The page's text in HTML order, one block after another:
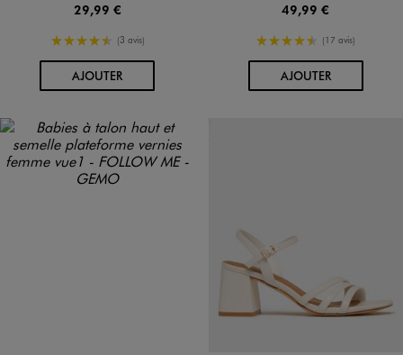
29,99 €
4.5/5 de moyenne
(3 avis)
AJOUTERAU PANIER
49,99 €
4.5/5 de moyenne
(17 avis)
AJOUTERAU PANIER